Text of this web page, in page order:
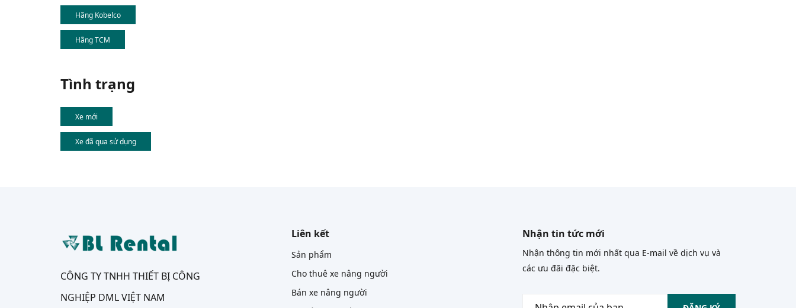
Hãng Kobelco
Hãng TCM
Tình trạng
Xe mới
Xe đã qua sử dụng
CÔNG TY TNHH THIẾT BỊ CÔNG
NGHIỆP DML VIỆT NAM
Liên kết
Sản phẩm
Cho thuê xe nâng người
Bán xe nâng người
Nhận tin tức mới
Nhận thông tin mới nhất qua E-mail về dịch vụ và
các ưu đãi đặc biệt.